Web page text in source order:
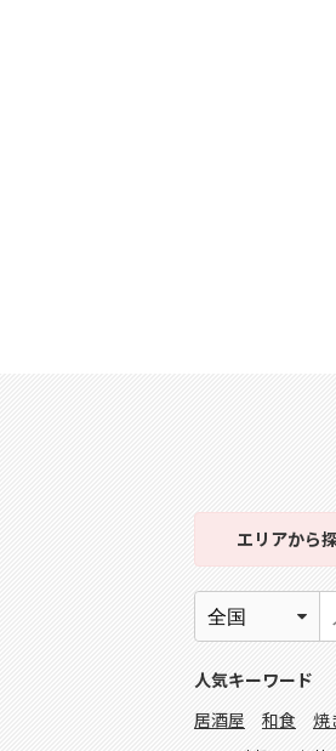
エリアから
人気キーワード
居酒屋
和食 焼